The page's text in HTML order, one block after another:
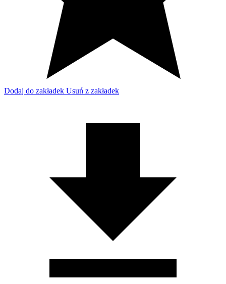
Dodaj do zakładek Usuń z zakładek